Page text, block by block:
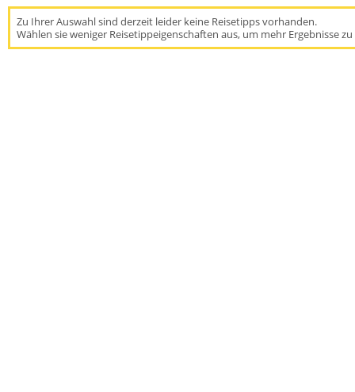
Zu Ihrer Auswahl sind derzeit leider keine Reisetipps vorhanden.
Wählen sie weniger Reisetippeigenschaften aus, um mehr Ergebnisse